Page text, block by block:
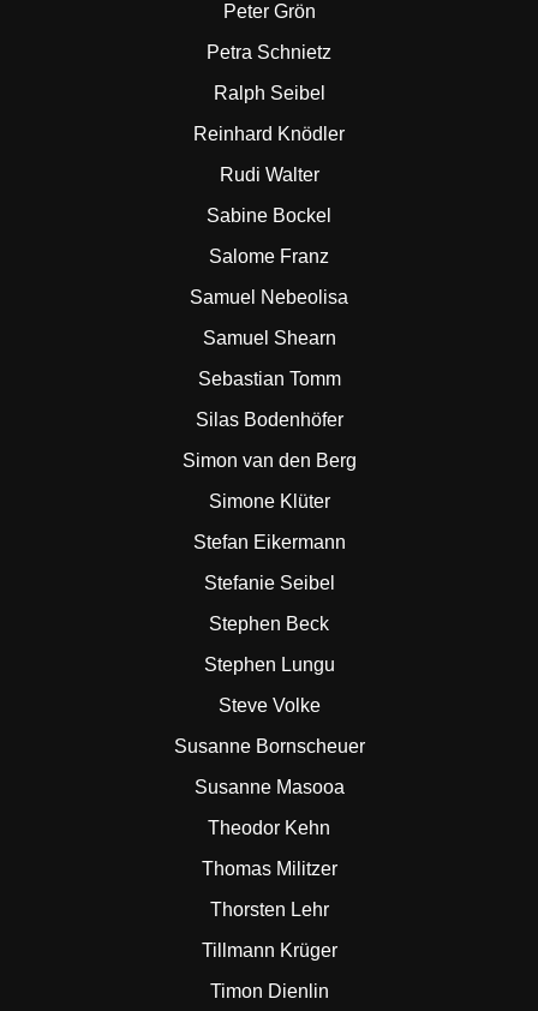
Peter Grön
Petra Schnietz
Ralph Seibel
Reinhard Knödler
Rudi Walter
Sabine Bockel
Salome Franz
Samuel Nebeolisa
Samuel Shearn
Sebastian Tomm
Silas Bodenhöfer
Simon van den Berg
Simone Klüter
Stefan Eikermann
Stefanie Seibel
Stephen Beck
Stephen Lungu
Steve Volke
Susanne Bornscheuer
Susanne Masooa
Theodor Kehn
Thomas Militzer
Thorsten Lehr
Tillmann Krüger
Timon Dienlin